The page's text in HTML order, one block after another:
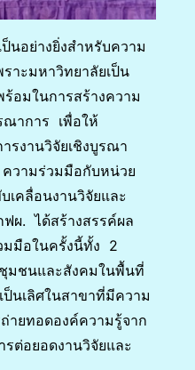
อย่างยิ่งสำหรับความ
ะมหาวิทยาลัยเป็น
อมในการสร้างความ
ณาการ เพื่อให้
รงานวิจัยเชิงบูรณา
วามร่วมมือกับหน่วย
คลื่อนงานวิจัยและ
ผ. ได้สร้างสรรค์ผล
มมือในครั้งนี้ทั้ง 2
มชนและสังคมในพื้นที่
นเลิศในสาขาที่มีความ
ยทอดองค์ความรู้จาก
ต่อยอดงานวิจัยและ